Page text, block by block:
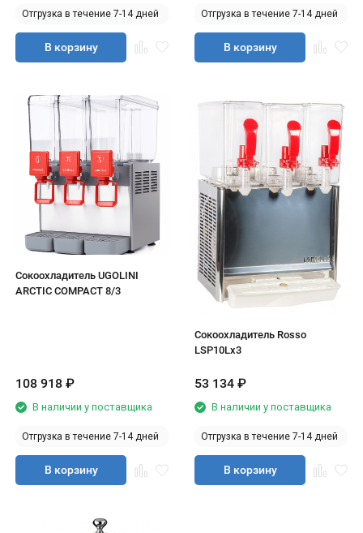
Отгрузка в течение 7-14 дней
В корзину
Отгрузка в течение 7-14 дней
В корзину
Сокоохладитель UGOLINI
ARCTIC COMPACT 8/3
108 918 ₽
В наличии у поставщика
Отгрузка в течение 7-14 дней
В корзину
Сокоохладитель Rosso
LSP10Lx3
53 134 ₽
В наличии у поставщика
Отгрузка в течение 7-14 дней
В корзину